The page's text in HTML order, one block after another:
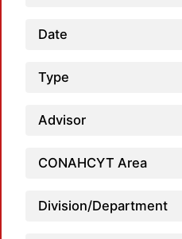
Date
Type
Advisor
CONAHCYT Area
Division/Department